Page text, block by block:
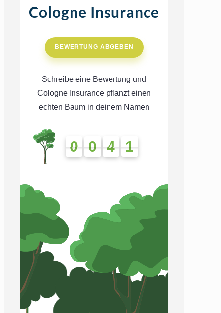
Cologne Insurance
BEWERTUNG ABGEBEN
Schreibe eine Bewertung und
Cologne Insurance pflanzt einen
echten Baum in deinem Namen
0
0 0
0 4
4
4
4 1
1
1
1